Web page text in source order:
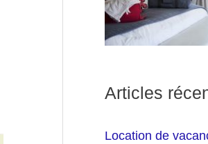
Articles
Location de